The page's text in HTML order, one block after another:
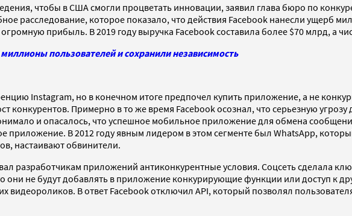
чтобы в США смогли процветать инновации, заявил глава бюро по
расследование, которое показало, что действия Facebook нанесли ущерб
прибыль. В 2019 году выручка Facebook составила более $70 млрд, а
пользователей и сохранили независимость
Instagram, но в конечном итоге предпочел купить приложение, а не
конкурентов. Примерно в то же время Facebook осознал, что серьезную
и опасалось, что успешное мобильное приложение для обмена
В 2012 году явным лидером в этом сегменте был WhatsApp,
настаивают обвинители.
разработчикам приложений антиконкурентные условия. Соцсеть сделала
они не будут добавлять в приложение конкурирующие функции или доступ к
В ответ Facebook отключил API, который позволял